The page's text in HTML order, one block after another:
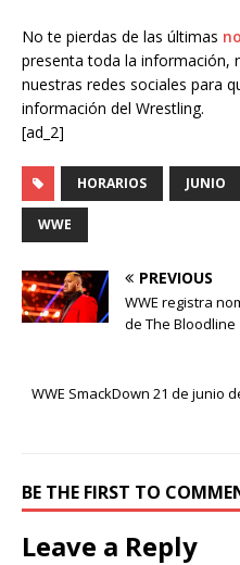
No te pierdas de las últimas
presenta toda la información,
nuestras redes sociales para
información del Wrestling.
[ad_2]
HORARIOS JUNIO
WWE
PREVIOUS
WWE registra
de The Bloodline
WWE SmackDown 21 de junio
BE THE FIRST TO
Leave a Reply